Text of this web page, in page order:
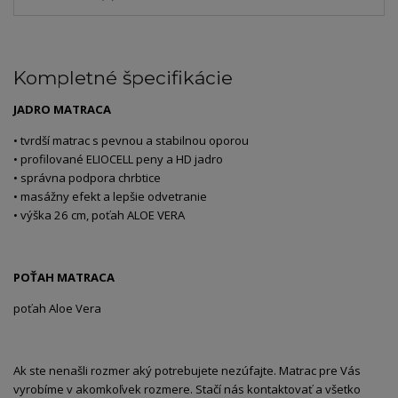
Kompletné špecifikácie
JADRO MATRACA
• tvrdší matrac s pevnou a stabilnou oporou
• profilované ELIOCELL peny a HD jadro
• správna podpora chrbtice
• masážny efekt a lepšie odvetranie
• výška 26 cm, poťah ALOE VERA
POŤAH MATRACA
poťah Aloe Vera
Ak ste nenašli rozmer aký potrebujete nezúfajte. Matrac pre Vás
vyrobíme v akomkoľvek rozmere. Stačí nás kontaktovať a všetko